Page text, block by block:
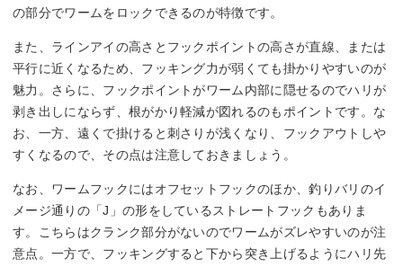
の部分でワームをロックできるのが特徴です。
また、ラインアイの高さとフックポイントの高さが直線、または
平行に近くなるため、フッキング力が弱くても掛かりやすいのが
魅力。さらに、フックポイントがワーム内部に隠せるのでハリが
剥き出しにならず、根がかり軽減が図れるのもポイントです。な
お、一方、遠くで掛けると刺さりが浅くなり、フックアウトしや
すくなるので、その点は注意しておきましょう。
なお、ワームフックにはオフセットフックのほか、釣りバリのイ
メージ通りの「J」の形をしているストレートフックもありま
す。こちらはクランク部分がないのでワームがズレやすいのが注
意点。一方で、フッキングすると下から突き上げるようにハリ先